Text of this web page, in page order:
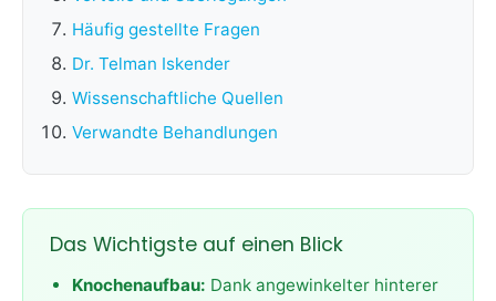
Häufig gestellte Fragen
Dr. Telman Iskender
Wissenschaftliche Quellen
Verwandte Behandlungen
Das Wichtigste auf einen Blick
Knochenaufbau: Dank angewinkelter hinterer